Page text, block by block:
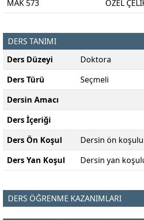
MAK 573
ÖZEL
DERS TANIMI
Ders Düzeyi
Doktora
Ders Türü
Seçmeli
Dersin Amacı
Ders İçeriği
Ders Ön Koşul
Dersin ön
Ders Yan Koşul
Dersin yan
DERS ÖĞRENME KAZANIMLARI